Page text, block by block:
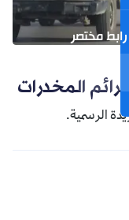
رابط مختصر
المخدرات
الرسمية.